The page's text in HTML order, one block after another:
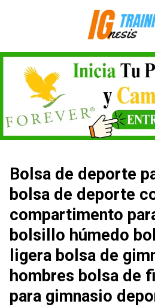
Bolsa de deporte
bolsa de deporte
compartimento
bolsillo húmedo
ligera bolsa de
hombres bolsa de
para gimnasio